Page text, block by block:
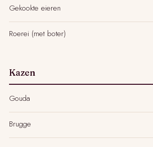
Gekookte eieren
Roerei (met boter)
Kazen
Gouda
Brugge